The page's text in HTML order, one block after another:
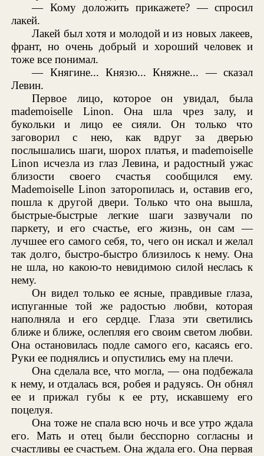
— Кому доложить прикажете? — спросил
лакей.
Лакей был хотя и молодой и из новых лакеев,
франт, но очень добрый и хороший человек и
тоже все понимал.
— Княгине... Князю... Княжне... — сказал
Левин.
Первое лицо, которое он увидал, была
mademoiselle Linon. Она шла чрез залу, и
букольки и лицо ее сияли. Он только что
заговорил с нею, как вдруг за дверью
послышались шаги, шорох платья, и mademoiselle
Linon исчезла из глаз Левина, и радостный ужас
близости своего счастья сообщился ему.
Mademoiselle Linon заторопилась и, оставив его,
пошла к другой двери. Только что она вышла,
быстрые-быстрые легкие шаги зазвучали по
паркету, и его счастье, его жизнь, он сам —
лучшее его самого себя, то, чего он искал и желал
так долго, быстро-быстро близилось к нему. Она
не шла, но какою-то невидимою силой неслась к
нему.
Он видел только ее ясные, правдивые глаза,
испуганные той же радостью любви, которая
наполняла и его сердце. Глаза эти светились
ближе и ближе, ослепляя его своим светом любви.
Она остановилась подле самого его, касаясь его.
Руки ее поднялись и опустились ему на плечи.
Она сделала все, что могла, — она подбежала
к нему, и отдалась вся, робея и радуясь. Он обнял
ее и прижал губы к ее рту, искавшему его
поцелуя.
Она тоже не спала всю ночь и все утро ждала
его. Мать и отец были бесспорно согласны и
счастливы ее счастьем. Она ждала его. Она первая